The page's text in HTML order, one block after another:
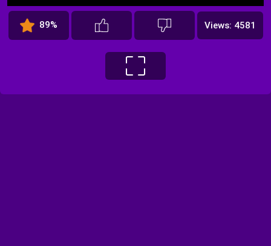
89% Views: 4581